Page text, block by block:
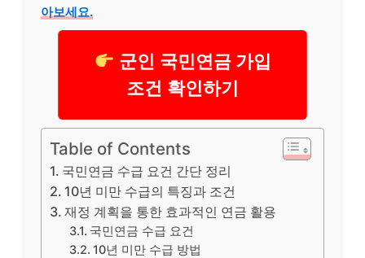
아보세요.
군인 국민연금 가입
조건 확인하기
Table of Contents
국민연금 수급 요건 간단 정리
10년 미만 수급의 특징과 조건
재정 계획을 통한 효과적인 연금 활용
국민연금 수급 요건
10년 미만 수급 방법